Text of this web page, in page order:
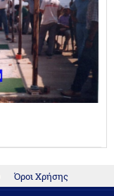
Όροι Χρήσης